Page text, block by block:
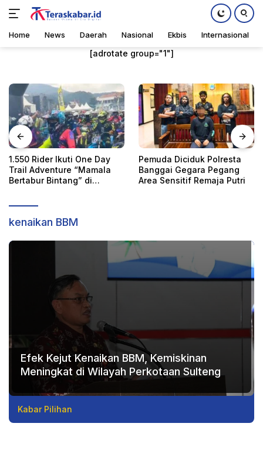
Home News Daerah Nasional Ekbis Internasional
[adrotate group="1"]
1.550 Rider Ikuti One Day
Trail Adventure “Mamala
Bertabur Bintang” di
Pemuda Diciduk Polresta
Banggai Gegara Pegang
Area Sensitif Remaja Putri
kenaikan BBM
Ekbis Sabtu, 25 Februari 2023
Efek Kejut Kenaikan BBM, Kemiskinan
Meningkat di Wilayah Perkotaan Sulteng
Kabar Pilihan